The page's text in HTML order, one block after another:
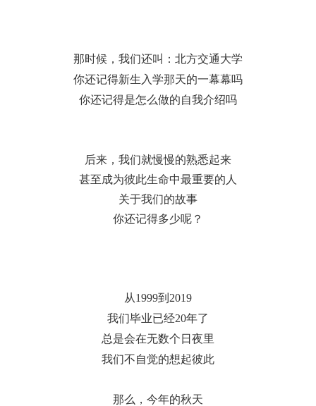
那时候，我们还叫：北方交通大学
你还记得新生入学那天的一幕幕吗
你还记得是怎么做的自我介绍吗
后来，我们就慢慢的熟悉起来
甚至成为彼此生命中最重要的人
关于我们的故事
你还记得多少呢？
从1999到 2019
我们毕业已经20年了
总是会在无数个日夜里
我们不自觉的想起彼此
那么，今年的秋天